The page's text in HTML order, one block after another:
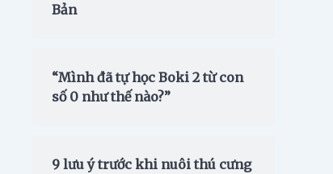
Bản
“Mình đã tự học Boki 2 từ con
số 0 như thế nào?”
9 lưu ý trước khi nuôi thú cưng